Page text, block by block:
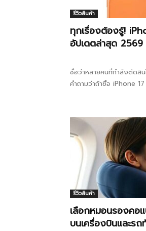
รีวิวสินค้า
ทุกเรื่องต้องรู้!
อัปเดตล่าสุด 2569
ชื่อว่าหลายคนที่กำลังตัด
คำถามว่าถ้าซื้อ iPhone 17
รีวิวสินค้า
เลือกหมอนรองคอ
บนเครื่องบินและรถ